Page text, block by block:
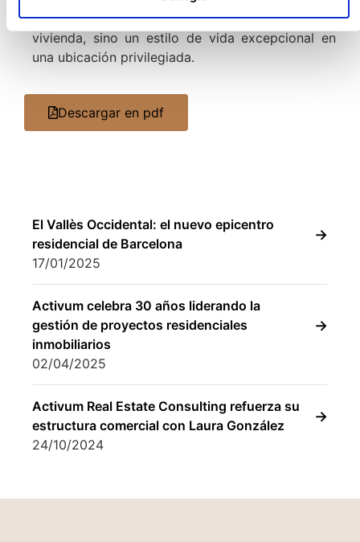
España. Cada proyecto ofrece no solo una
vivienda, sino un estilo de vida excepcional en
una ubicación privilegiada.
Descargar en pdf
El Vallès Occidental: el nuevo epicentro
residencial de Barcelona
17/01/2025
Activum celebra 30 años liderando la
gestión de proyectos residenciales
inmobiliarios
02/04/2025
Activum Real Estate Consulting refuerza su
estructura comercial con Laura González
24/10/2024